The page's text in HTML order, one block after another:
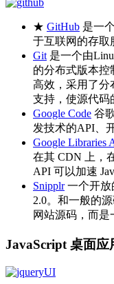
★ GitHub 是一
于互联网的存取
Git 是一个由
的分布式版本控
高效，采用了分
支持，使源代码
Google Code 谷
发技术的API、
Google Libraries
在其 CDN 上，
API 可以加速
Snipplr一个开放
2.0。和一般的
网站源码，而是
JavaScript 桌面应